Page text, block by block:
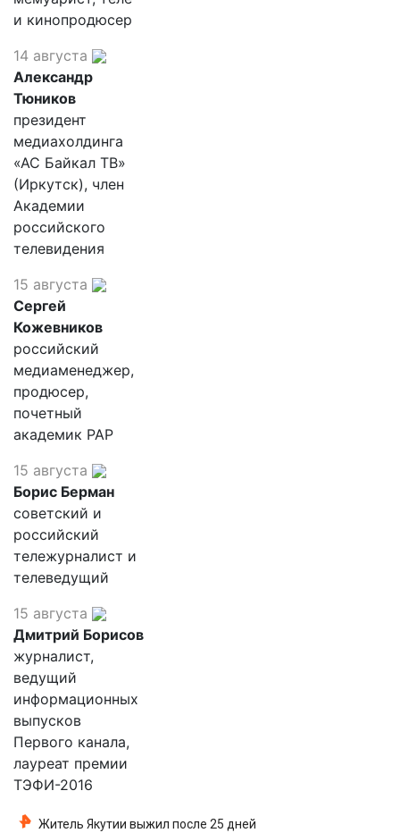
и кинопродюсер
14 августа
Александр
Тюников
президент
медиахолдинга
«АС Байкал ТВ»
(Иркутск), член
Академии
российского
телевидения
15 августа
Сергей
Кожевников
российский
медиаменеджер,
продюсер,
почетный
академик РАР
15 августа
Борис Берман
советский и
российский
тележурналист и
телеведущий
15 августа
Дмитрий Борисов
журналист,
ведущий
информационных
выпусков
Первого канала,
лауреат премии
ТЭФИ-2016
Житель Якутии выжил после 25 дней